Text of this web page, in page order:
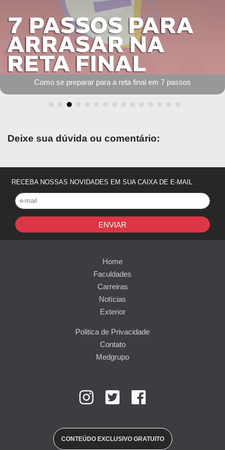
Como se preparar para a reta final em 7 passos
Deixe sua dúvida ou comentário:
RECEBA NOSSAS NOVIDADES EM SUA CAIXA DE E-MAIL
ENVIAR
Home
Faculdades
Carreiras
Notícias
Exterior
Politica de Privacidade
Contato
Medgrupo
CONTEÚDO EXCLUSIVO GRATUITO